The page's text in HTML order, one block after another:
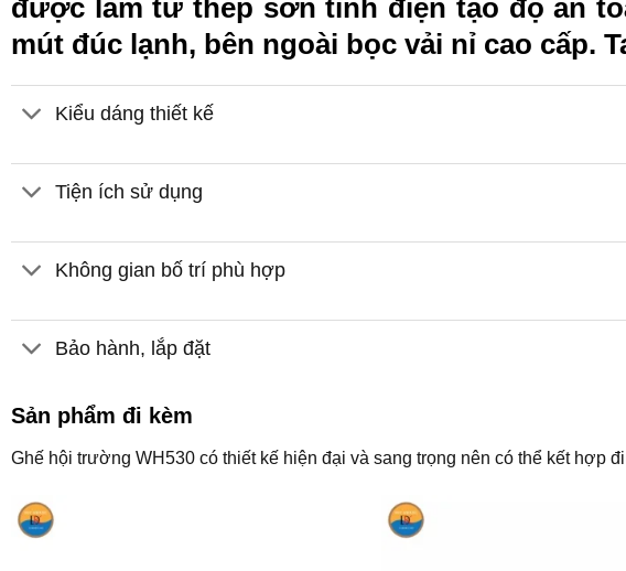
được làm từ thép sơn tĩnh điện tạo độ an
mút đúc lạnh, bên ngoài bọc vải nỉ cao cấp.
Kiểu dáng thiết kế
Tiện ích sử dụng
Không gian bố trí phù hợp
Bảo hành, lắp đặt
Sản phẩm đi kèm
Ghế hội trường WH530 có thiết kế hiện đại và sang trọng nên có thể kết hợp